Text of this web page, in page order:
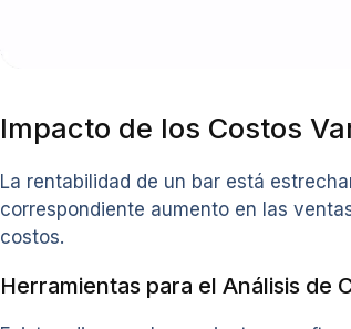
Impacto de los Costos
La rentabilidad de un bar está
correspondiente aumento en las
costos.
Herramientas para el Análisis de